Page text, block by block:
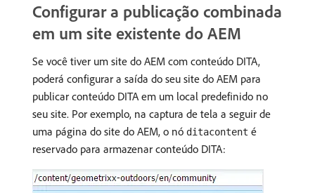
Configurar a publicação combinada
em um site existente do AEM
Se você tiver um site do AEM com conteúdo DITA,
poderá configurar a saída do seu site do AEM para
publicar conteúdo DITA em um local predefinido no
seu site. Por exemplo, na captura de tela a seguir de
uma página do site do AEM, o nó ditacontent é
reservado para armazenar conteúdo DITA: